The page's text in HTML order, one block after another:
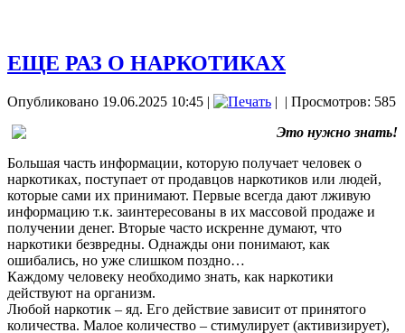
ЕЩЕ РАЗ О НАРКОТИКАХ
Опубликовано 19.06.2025 10:45 | | | Просмотров: 585
Это нужно знать!
Большая часть информации, которую получает человек о
наркотиках, поступает от продавцов наркотиков или людей,
которые сами их принимают. Первые всегда дают лживую
информацию т.к. заинтересованы в их массовой продаже и
получении денег. Вторые часто искренне думают, что
наркотики безвредны. Однажды они понимают, как
ошибались, но уже слишком поздно…
Каждому человеку необходимо знать, как наркотики
действуют на организм.
Любой наркотик – яд. Его действие зависит от принятого
количества. Малое количество – стимулирует (активизирует),